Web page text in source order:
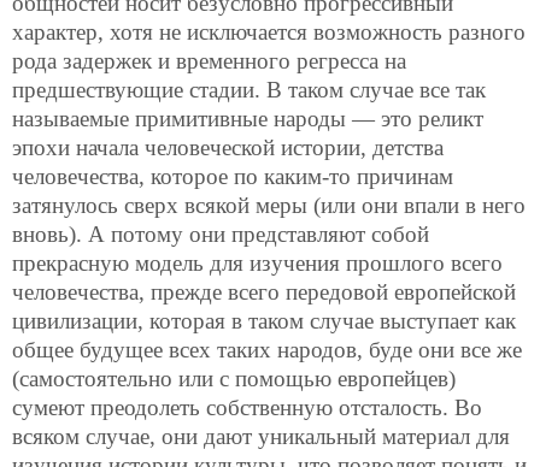
характер, хотя не исключается возможность разного
рода задержек и временного регресса на
предшествующие стадии. В таком случае все так
называемые примитивные народы — это реликт
эпохи начала человеческой истории, детства
человечества, которое по каким-то причинам
затянулось сверх всякой меры (или они впали в него
вновь). А потому они представляют собой
прекрасную модель для изучения прошлого всего
человечества, прежде всего передовой европейской
цивилизации, которая в таком случае выступает как
общее будущее всех таких народов, буде они все же
(самостоятельно или с помощью европейцев)
сумеют преодолеть собственную отсталость. Во
всяком случае, они дают уникальный материал для